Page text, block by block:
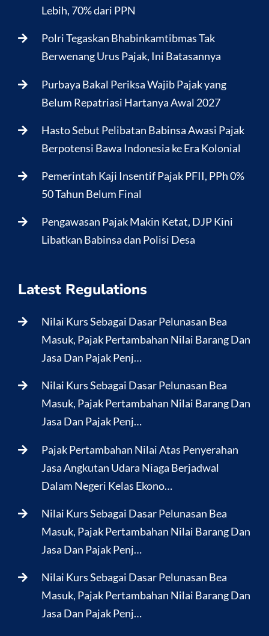
Lebih, 70% dari PPN
Polri Tegaskan Bhabinkamtibmas Tak
Berwenang Urus Pajak, Ini Batasannya
Purbaya Bakal Periksa Wajib Pajak yang
Belum Repatriasi Hartanya Awal 2027
Hasto Sebut Pelibatan Babinsa Awasi Pajak
Berpotensi Bawa Indonesia ke Era Kolonial
Pemerintah Kaji Insentif Pajak PFII, PPh 0%
50 Tahun Belum Final
Pengawasan Pajak Makin Ketat, DJP Kini
Libatkan Babinsa dan Polisi Desa
Latest Regulations
Nilai Kurs Sebagai Dasar Pelunasan Bea
Masuk, Pajak Pertambahan Nilai Barang Dan
Jasa Dan Pajak Penj…
Nilai Kurs Sebagai Dasar Pelunasan Bea
Masuk, Pajak Pertambahan Nilai Barang Dan
Jasa Dan Pajak Penj…
Pajak Pertambahan Nilai Atas Penyerahan
Jasa Angkutan Udara Niaga Berjadwal
Dalam Negeri Kelas Ekono…
Nilai Kurs Sebagai Dasar Pelunasan Bea
Masuk, Pajak Pertambahan Nilai Barang Dan
Jasa Dan Pajak Penj…
Nilai Kurs Sebagai Dasar Pelunasan Bea
Masuk, Pajak Pertambahan Nilai Barang Dan
Jasa Dan Pajak Penj…